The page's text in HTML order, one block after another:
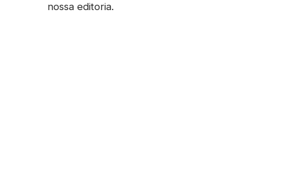
nossa editoria.